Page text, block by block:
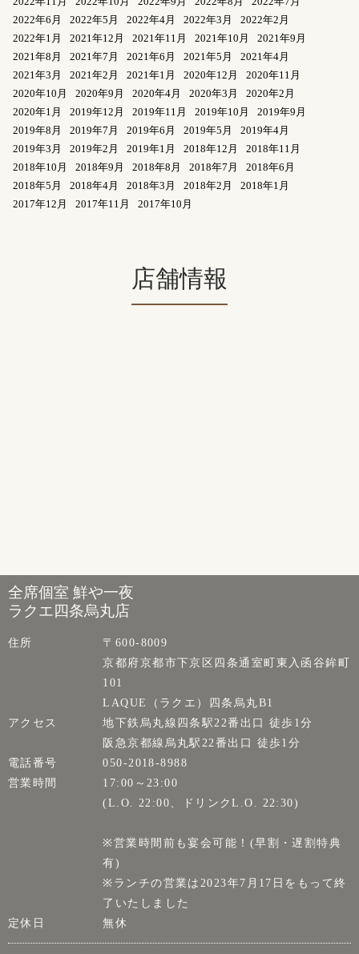
2022年6月
2022年5月 2022年4月 2022年3月
2022年2月
2022年1月
2021年12月 2021年11月 2021年10月
2021年9月
2021年8月
2021年7月 2021年6月 2021年5月
2021年4月
2021年3月
2021年2月 2021年1月 2020年12月
2020年11月
2020年10月
2020年9月 2020年4月 2020年3月
2020年2月
2020年1月
2019年12月 2019年11月 2019年10月
2019年9月
2019年8月
2019年7月 2019年6月 2019年5月
2019年4月
2019年3月
2019年2月 2019年1月 2018年12月
2018年11月
2018年10月
2018年9月 2018年8月 2018年7月
2018年6月
2018年5月
2018年4月 2018年3月 2018年2月
2018年1月
2017年12月
2017年11月 2017年10月
店舗情報
全席個室 鮮や一夜
ラクエ四条烏丸店
住所
〒600-8009
京都府京都市下京区四条通室町東入函谷鉾町
101
LAQUE（ラクエ）四条烏丸B1
アクセス
地下鉄烏丸線四条駅22番出口 徒歩1分
阪急京都線烏丸駅22番出口 徒歩1分
電話番号
050-2018-8988
営業時間
17:00～23:00
(L.O. 22:00、ドリンクL.O. 22:30)
※営業時間前も宴会可能！(早割・遅割特典
有)
※ランチの営業は2023年7月17日をもって終
了いたしました
定休日
無休